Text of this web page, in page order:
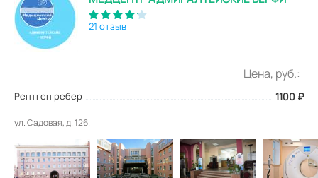
21 отзыв
Цена, руб.:
Рентген ребер 1100 ₽
ул. Садовая, д. 126.